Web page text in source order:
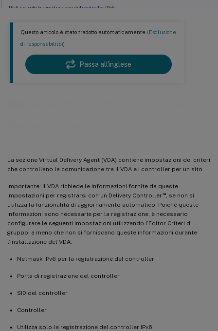
Questo articolo è stato tradotto automaticamente.(Esclusione
di responsabilità))
Passa all'inglese
La sezione Virtual Delivery Agent (VDA) contiene impostazioni dei criteri
che controllano la comunicazione tra il VDA e i controller per un sito.
Importante: il VDA richiede le informazioni fornite da queste
impostazioni per registrarsi con un Delivery Controller™, se non si
utilizza la funzionalità di aggiornamento automatico. Poiché queste
informazioni sono necessarie per la registrazione, è necessario
configurare le seguenti impostazioni utilizzando l’Editor Criteri di
gruppo, a meno che non si forniscano queste informazioni durante
l’installazione del VDA:
Netmask IPv6 per la registrazione del controller
Porta di registrazione del controller
SID del controller
Controller
Utilizza solo la registrazione del controller IPv6
Utilizza solo la registrazione del controller IPv6
GUID del sito